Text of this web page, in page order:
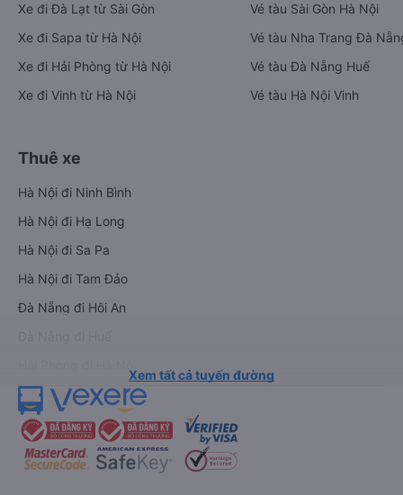
Xe đi Đà Lạt từ Sài Gòn
Xe đi Sapa từ Hà Nội
Xe đi Hải Phòng từ Hà Nội
Xe đi Vinh từ Hà Nội
Vé tàu Sài Gòn Hà Nội
Vé tàu Nha Trang Đà
Vé tàu Đà Nẵng Huế
Vé tàu Hà Nội Vinh
Thuê xe
Hà Nội đi Ninh Bình
Hà Nội đi Hạ Long
Hà Nội đi Sa Pa
Hà Nội đi Tam Đảo
Đà Nẵng đi Hội An
Xem tất cả tuyến đường